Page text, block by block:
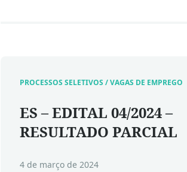
PROCESSOS SELETIVOS / VAGAS DE EMPREGO
ES – EDITAL 04/2024 –
RESULTADO PARCIAL
4 de março de 2024